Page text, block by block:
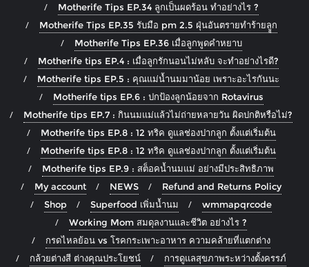
Motherife Tips EP.34 ลูกเป็นผดร้อน ทำอย่างไร ?
Motherife Tips EP.35 รับมือ pm 2.5 ฝุ่นอันตรายทำร้ายลููก
Motherife Tips EP.36 เมื่อลูกพูดคำหยาบ
Motherife tips EP.4 : เมื่อลูกรักนอนไม่หลับ จะทำอย่างไรดี?
Motherife tips EP.5 : คุณแม่น้ำนมมาน้อย เพราะอะไรกันนะ
Motherife tips EP.6 : ปกป้องลูกน้อยจาก Rotavirus
Motherife tips EP.7 : กินนมแม่แล้วไม่ถ่ายหลายวัน ผิดปกติหรือไม่?
Motherife tips EP.8 : 12 ทริค ดูแลช่องปากลูก ตั้งแต่เริ่มต้น
Motherife tips EP.8 : 12 ทริค ดูแลช่องปากลูก ตั้งแต่เริ่มต้น
Motherife tips EP.9 : สต็อคน้ำนมแม่ อย่างมีประสิทธิภาพ
My account
NEWS
Refund and Returns Policy
Shop
Superfood เพิ่มน้ำนม
wmmapqrcode
Working Mom สมดุลงานและชีวิต อย่างไร ?
กรดไหลย้อน vs โรคกระเพาะอาหาร ความคล้ายที่แตกต่าง
กล้วยต่างสี ต่างคุณประโยชน์
การดูแลสุขภาพระหว่างตั้งครรภ์